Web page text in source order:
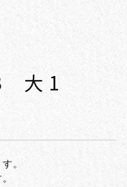
大 1
。